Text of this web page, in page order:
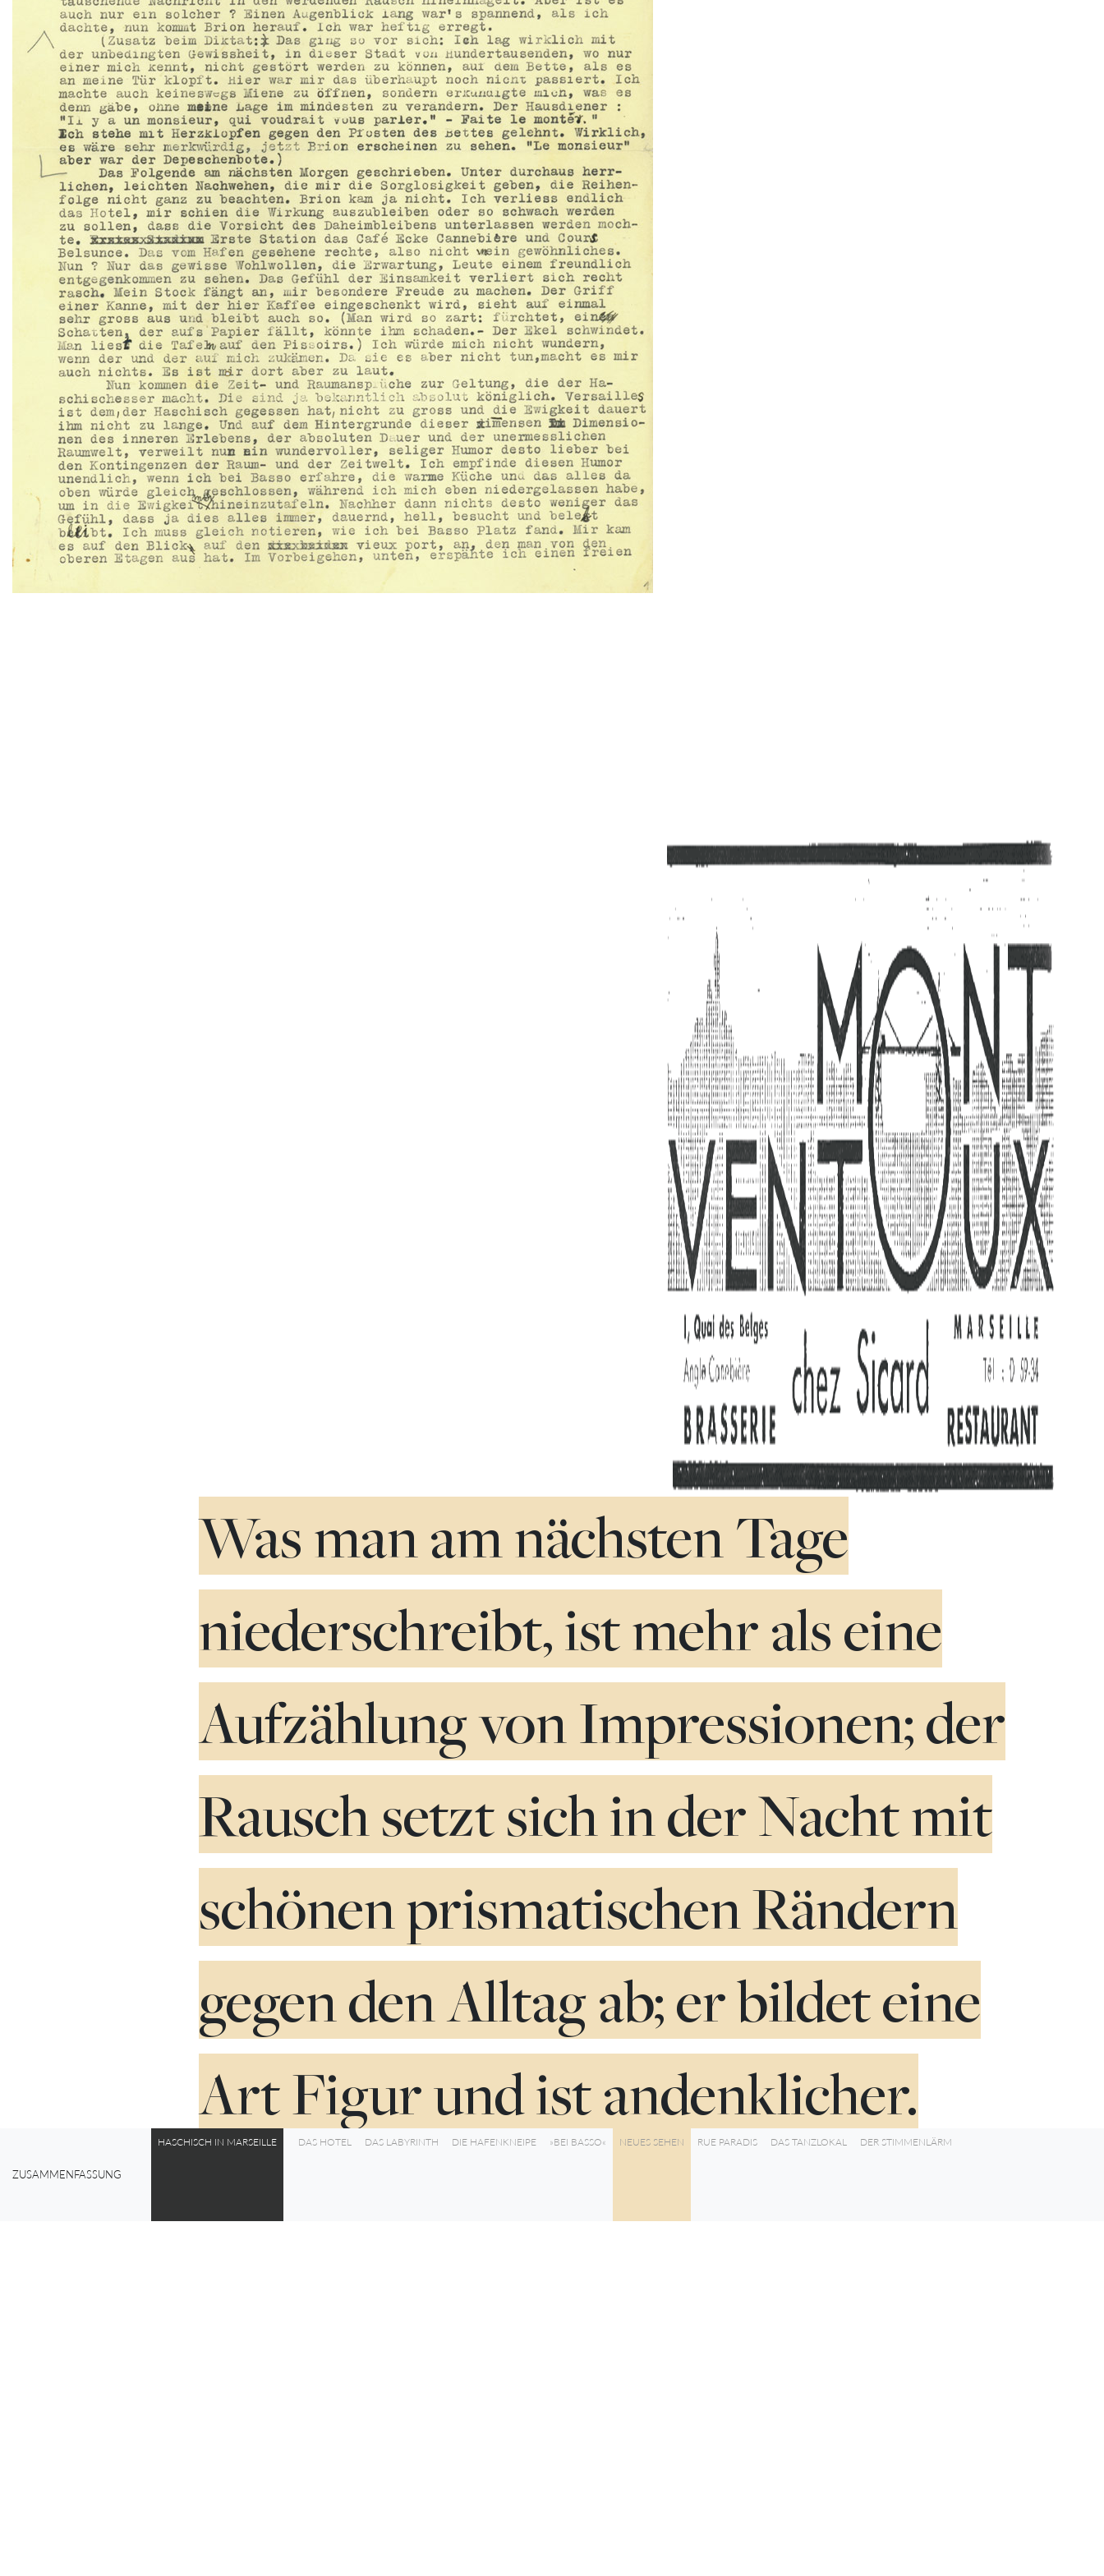
Was man am nächsten Tage
niederschreibt, ist mehr als eine
Aufzählung von Impressionen; der
Rausch setzt sich in der Nacht mit
schönen prismatischen Rändern
gegen den Alltag ab; er bildet eine
Art Figur und ist andenklicher.
TWITTER TUMBLR PINTEREST
ZUSAMMENFASSUNG
HASCHISCH IN MARSEILLE DAS HOTEL DAS LABYRINTH DIE HAFENKNEIPE »BEI BASSO« NEUES SEHEN RUE PARADIS DAS TANZLOKAL DER STIMMENLÄRM